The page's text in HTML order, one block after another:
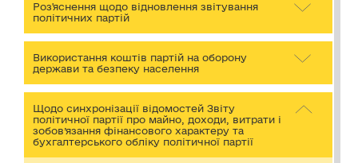
Роз'яснення щодо відновлення звітування
політичних партій
Використання коштів партій на оборону
держави та безпеку населення
Щодо синхронізації відомостей Звіту
політичної партії про майно, доходи, витрати і
зобов’язання фінансового характеру та
бухгалтерського обліку політичної партії